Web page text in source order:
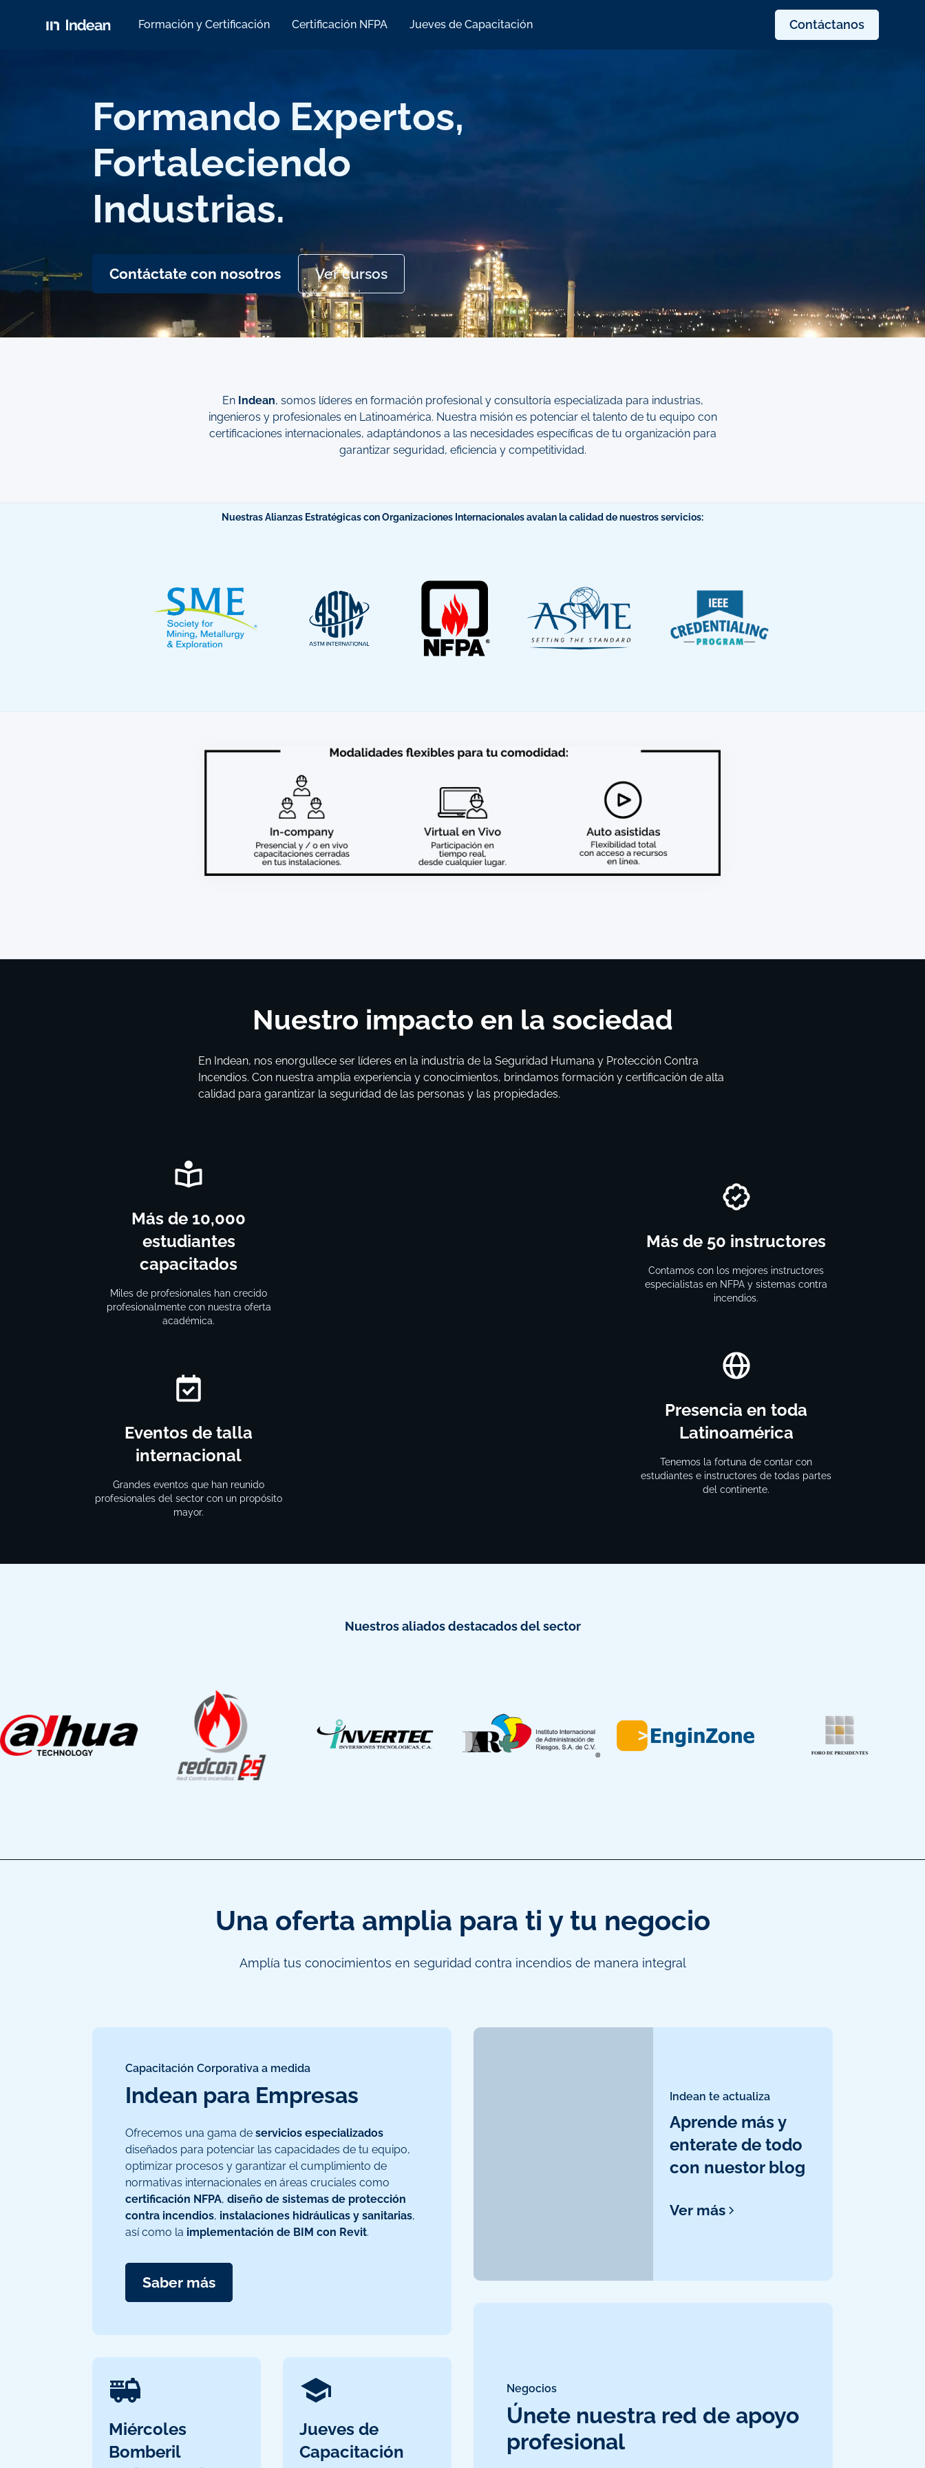
Formación y Certificación Certificación NFPA Jueves de Capacitación Contáctanos
Formando Expertos,
Fortaleciendo
Industrias.
Contáctate con nosotros Ver cursos
En Indean, somos líderes en formación profesional y consultoría especializada para industrias,
ingenieros y profesionales en Latinoamérica. Nuestra misión es potenciar el talento de tu equipo con
certificaciones internacionales, adaptándonos a las necesidades específicas de tu organización para
garantizar seguridad, eficiencia y competitividad.
Nuestras Alianzas Estratégicas con Organizaciones Internacionales avalan la calidad de nuestros servicios:
Nuestro impacto en la sociedad
En Indean, nos enorgullece ser líderes en la industria de la Seguridad Humana y Protección Contra
Incendios. Con nuestra amplia experiencia y conocimientos, brindamos formación y certificación de alta
calidad para garantizar la seguridad de las personas y las propiedades.
Más de 10,000
estudiantes
capacitados
Miles de profesionales han crecido
profesionalmente con nuestra oferta
académica.
Eventos de talla
internacional
Grandes eventos que han reunido
profesionales del sector con un propósito
mayor.
Más de 50 instructores
Contamos con los mejores instructores
especialistas en NFPA y sistemas contra
incendios.
Presencia en toda
Latinoamérica
Tenemos la fortuna de contar con
estudiantes e instructores de todas partes
del continente.
Nuestros aliados destacados del sector
Una oferta amplia para ti y tu negocio
Amplía tus conocimientos en seguridad contra incendios de manera integral
Capacitación Corporativa a medida
Indean para Empresas
Ofrecemos una gama deservicios especializados
diseñados para potenciar las capacidades de tu equipo,
optimizar procesos y garantizar el cumplimiento de
normativas internacionales en áreas cruciales como
certificación NFPA,diseño de sistemas de protección
contra incendios, instalaciones hidráulicas y sanitarias,
así como la implementación de BIM con Revit.
Saber más
Miércoles
Bomberil
Jueves de
Capacitación
Indean te actualiza
Aprende más y
enterate de todo
con nuestor blog
Ver más
Negocios
Únete nuestra red de apoyo
profesional